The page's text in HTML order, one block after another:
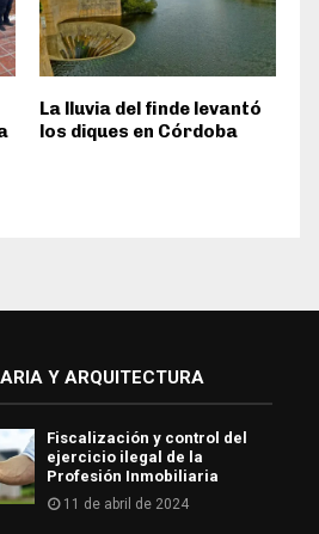
La lluvia del finde levantó
los diques en Córdoba
Y ARQUITECTURA
Fiscalización y control del
ejercicio ilegal de la
Profesión Inmobiliaria
11 de abril de 2024